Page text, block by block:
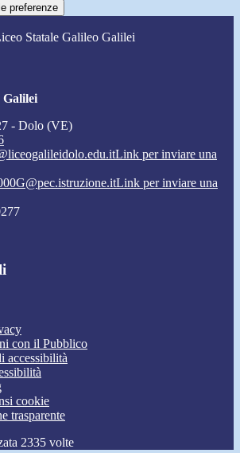
preferenze
Statale Galileo Galilei
Galilei
- Dolo (VE)
Link per inviare una
Link per inviare una
con il Pubblico
accessibilità
cookie
trasparente
2335 volte